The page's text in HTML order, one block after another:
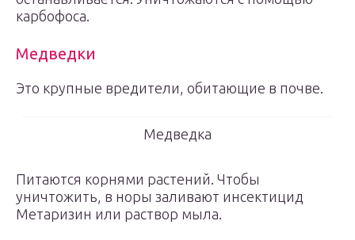
карбофоса.
Медведки
Это крупные вредители, обитающие в почве.
Медведка
Питаются корнями растений. Чтобы
уничтожить, в норы заливают инсектицид
Метаризин или раствор мыла.